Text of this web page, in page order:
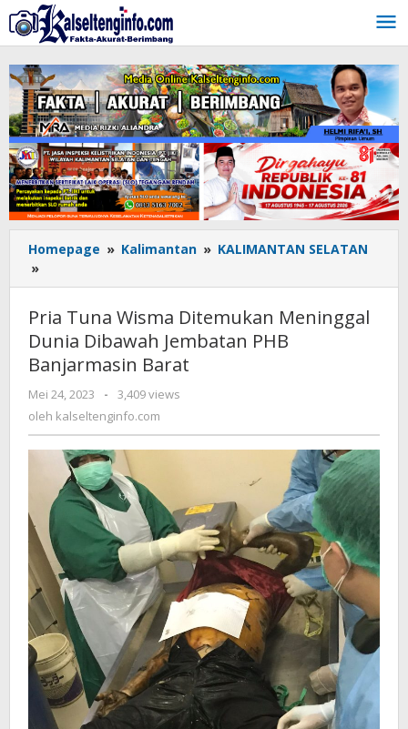
Lewati
ke
konten
Homepage » Kalimantan » KALIMANTAN SELATAN
»
Tuna
Ditemukan
Meninggal
Dunia
Jembatan
PHB
Banjarmasin
Barat
Pria Tuna Wisma Ditemukan Meninggal
Dunia Dibawah Jembatan PHB
Banjarmasin Barat
Mei 24, 2023
oleh
kalseltenginfo.com
-
3,409 views
oleh kalseltenginfo.com